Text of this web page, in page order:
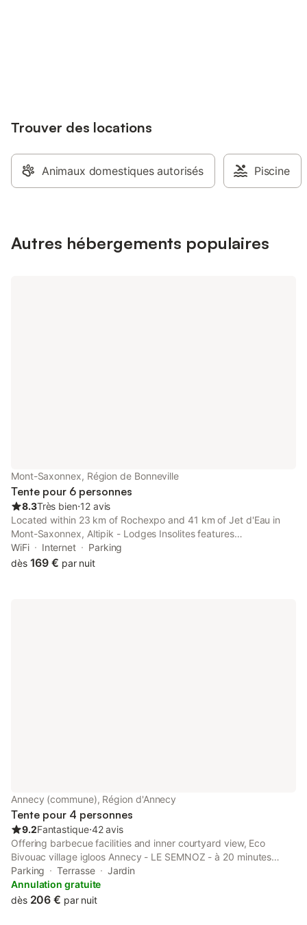
Trouver des locations
Animaux domestiques autorisés Piscine
Autres hébergements populaires
Mont-Saxonnex, Région de Bonneville
Tente pour 6 personnes
8.3Très bien⋅12 avis
Located within 23 km of Rochexpo and 41 km of Jet d'Eau in
Mont-Saxonnex, Altipik - Lodges Insolites features
accommodation with seating area. There is a private entrance
at the luxury tent for the convenience of those who stay.
WiFi Internet
Parking
dès 169 € par nuit
Annecy (commune), Région d'Annecy
Tente pour 4 personnes
9.2Fantastique⋅42 avis
Offering barbecue facilities and inner courtyard view, Eco
Bivouac village igloos Annecy - LE SEMNOZ - à 20 minutes
d'Annecy is situated in Annecy, 36 km from Rochexpo and 37
km from Bourget Lake.
Parking Terrasse
Jardin
Annulation gratuite
dès 206 € par nuit